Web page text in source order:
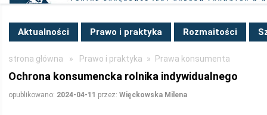
Aktualności Prawo i praktyka Rozmaitości
strona główna » Prawo i praktyka » Prawa konsumenta
Ochrona konsumencka rolnika indywidualnego
opublikowano: 2024-04-11 przez: Więckowska Milena